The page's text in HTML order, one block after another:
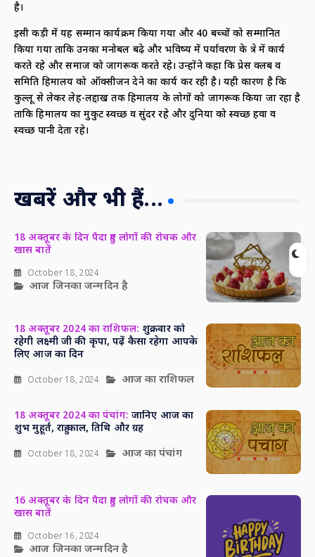
है।
इसी कड़ी में यह सम्मान कार्यक्रम किया गया और 40 बच्चों को सम्मानित
किया गया ताकि उनका मनोबल बढ़े और भविष्य में पर्यावरण के क्षेत्र में कार्य
करते रहे और समाज को जागरूक करते रहे। उन्होंने कहा कि प्रेस क्लब व
समिति हिमालय को ऑक्सीजन देने का कार्य कर रही है। यही कारण है कि
कुल्लू से लेकर लेह-लद्दाख तक हिमालय के लोगों को जागरूक किया जा रहा है
ताकि हिमालय का मुकुट स्वच्छ व सुंदर रहे और दुनिया को स्वच्छ हवा व
स्वच्छ पानी देता रहे।
खबरें और भी हैं...
18 अक्तूबर के दिन पैदा हुए लोगों की रोचक और
खास बातें
October 18, 2024
आज जिनका जन्मदिन है
18 अक्तूबर 2024 का राशिफल: शुक्रवार को
रहेगी लक्ष्मी जी की कृपा, पढ़ें कैसा रहेगा आपके
लिए आज का दिन
October 18, 2024 आज का राशिफल
18 अक्तूबर 2024 का पंचांग: जानिए आज का
शुभ मुहूर्त, राहु काल, तिथि और ग्रह
October 18, 2024 आज का पंचांग
16 अक्तूबर के दिन पैदा हुए लोगों की रोचक और
खास बातें
October 16, 2024
आज जिनका जन्मदिन है